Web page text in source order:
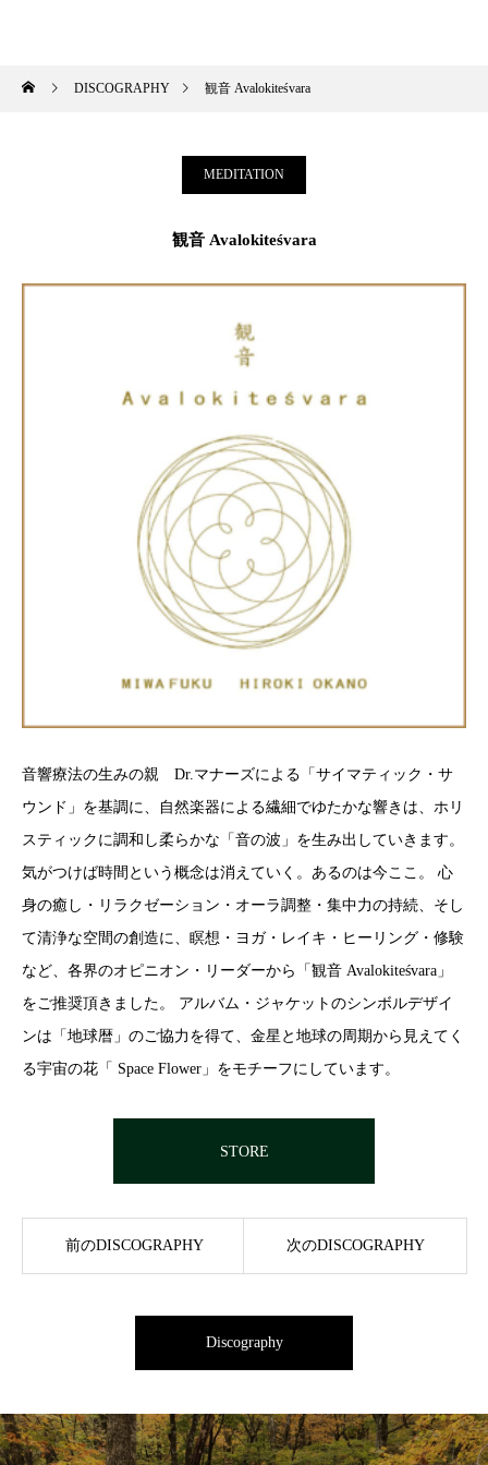
DISCOGRAPHY 観音 Avalokiteśvara
MEDITATION
観音 Avalokiteśvara
音響療法の生みの親 Dr.マナーズによる「サイマティック・サ
ウンド」を基調に、自然楽器による繊細でゆたかな響きは、ホリ
スティックに調和し柔らかな「音の波」を生み出していきます。
気がつけば時間という概念は消えていく。あるのは今ここ。 心
身の癒し・リラクゼーション・オーラ調整・集中力の持続、そし
て清浄な空間の創造に、瞑想・ヨガ・レイキ・ヒーリング・修験
など、各界のオピニオン・リーダーから「観音 Avalokiteśvara」
をご推奨頂きました。 アルバム・ジャケットのシンボルデザイ
ンは「地球暦」のご協力を得て、金星と地球の周期から見えてく
る宇宙の花「 Space Flower」をモチーフにしています。
STORE
前のDISCOGRAPHY 次のDISCOGRAPHY
Discography